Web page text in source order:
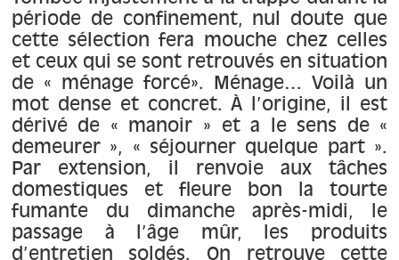
période de confinement, nul doute que
cette sélection fera mouche chez celles
et ceux qui se sont retrouvés en situation
de « ménage forcé». Ménage… Voilà un
mot dense et concret. À l’origine, il est
dérivé de « manoir » et a le sens de «
demeurer », « séjourner quelque part ».
Par extension, il renvoie aux tâches
domestiques et fleure bon la tourte
fumante du dimanche après-midi, le
passage à l’âge mûr, les produits
d’entretien soldés. On retrouve cette